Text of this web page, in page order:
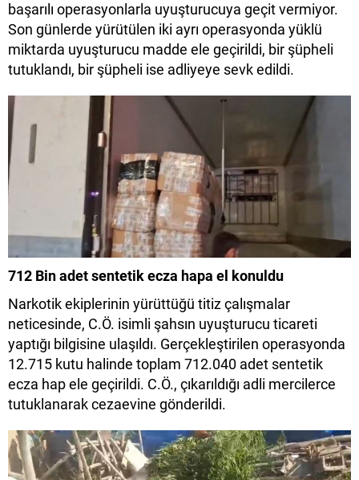
başarılı operasyonlarla uyuşturucuya geçit vermiyor.
Son günlerde yürütülen iki ayrı operasyonda yüklü
miktarda uyuşturucu madde ele geçirildi, bir şüpheli
tutuklandı, bir şüpheli ise adliyeye sevk edildi.
712 Bin adet sentetik ecza hapa el konuldu
Narkotik ekiplerinin yürüttüğü titiz çalışmalar
neticesinde, C.Ö. isimli şahsın uyuşturucu ticareti
yaptığı bilgisine ulaşıldı. Gerçekleştirilen operasyonda
12.715 kutu halinde toplam 712.040 adet sentetik
ecza hap ele geçirildi. C.Ö., çıkarıldığı adli mercilerce
tutuklanarak cezaevine gönderildi.